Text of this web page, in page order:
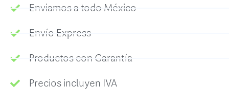
Enviamos a todo México
Envío Express
Productos con Garantía
Precios incluyen IVA